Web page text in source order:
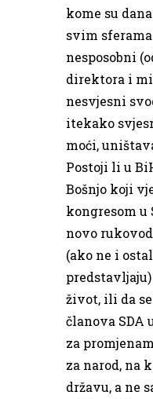
kome su
svim
nesposobni
direktora i
nesvjesni
itekako
moći,
Postoji li u
Bošnjo koji
kongresom u
novo
(ako ne i
život, ili da
članova SDA
za
za narod, na
državu, a ne